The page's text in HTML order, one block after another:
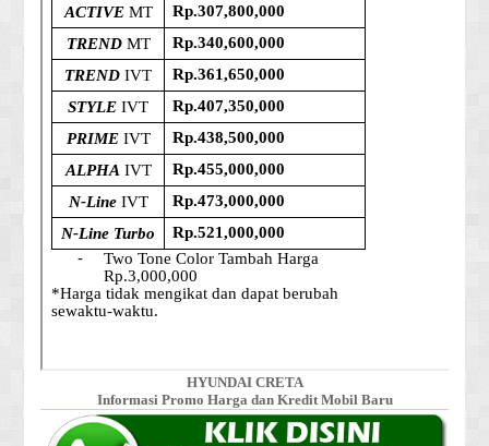
HYUNDAI CRETA
Informasi Promo Harga dan Kredit Mobil Baru